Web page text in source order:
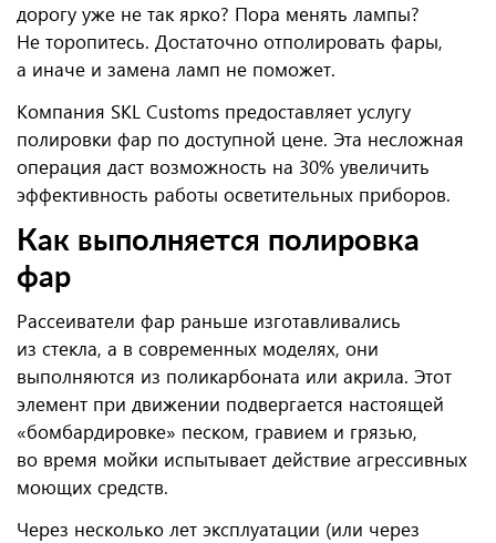
дорогу уже не так ярко? Пора менять лампы?
Не торопитесь. Достаточно отполировать фары,
а иначе и замена ламп не поможет.
Компания SKL Customs предоставляет услугу
полировки фар по доступной цене. Эта несложная
операция даст возможность на 30% увеличить
эффективность работы осветительных приборов.
Как выполняется полировка
фар
Рассеиватели фар раньше изготавливались
из стекла, а в современных моделях, они
выполняются из поликарбоната или акрила. Этот
элемент при движении подвергается настоящей
«бомбардировке» песком, гравием и грязью,
во время мойки испытывает действие агрессивных
моющих средств.
Через несколько лет эксплуатации (или через